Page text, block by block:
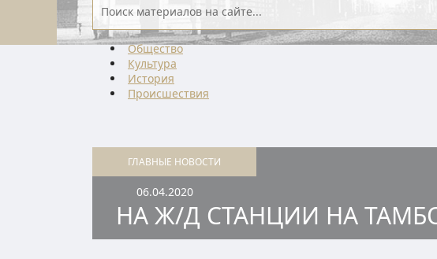
Общество
Культура
История
Проиcшествия
ГЛАВНЫЕ НОВОСТИ
06.04.2020
НА Ж/Д СТАНЦИИ НА